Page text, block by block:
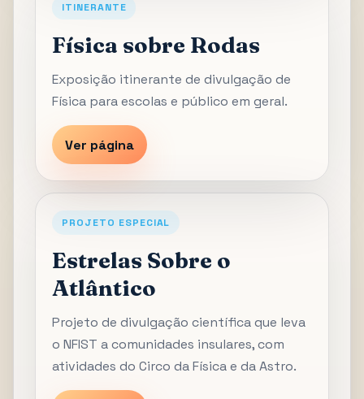
ITINERANTE
Física sobre Rodas
Exposição itinerante de divulgação de
Física para escolas e público em geral.
Ver página
PROJETO ESPECIAL
Estrelas Sobre o
Atlântico
Projeto de divulgação científica que leva
o NFIST a comunidades insulares, com
atividades do Circo da Física e da Astro.